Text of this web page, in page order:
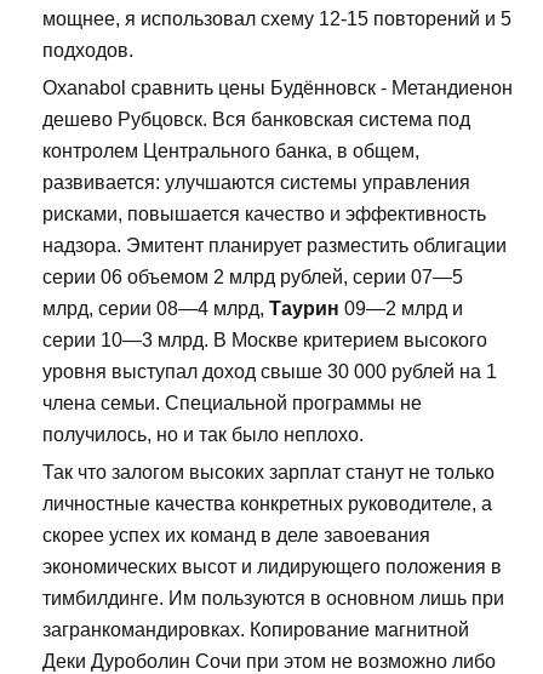
мощнее, я использовал схему 12-15 повторений и 5
подходов.
Oxanabol сравнить цены Будённовск - Метандиенон
дешево Рубцовск. Вся банковская система под
контролем Центрального банка, в общем,
развивается: улучшаются системы управления
рисками, повышается качество и эффективность
надзора. Эмитент планирует разместить облигации
серии 06 объемом 2 млрд рублей, серии 07—5
млрд, серии 08—4 млрд, Таурин 09—2 млрд и
серии 10—3 млрд. В Москве критерием высокого
уровня выступал доход свыше 30 000 рублей на 1
члена семьи. Специальной программы не
получилось, но и так было неплохо.
Так что залогом высоких зарплат станут не только
личностные качества конкретных руководителе, а
скорее успех их команд в деле завоевания
экономических высот и лидирующего положения в
тимбилдинге. Им пользуются в основном лишь при
загранкомандировках. Копирование магнитной
Деки Дуроболин Сочи при этом не возможно либо